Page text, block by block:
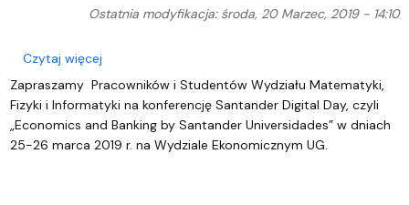
Ostatnia modyfikacja: środa, 20 Marzec, 2019 - 14:10
Czytaj więcejo Zaproszenie na "Economics and Banking by
Zapraszamy Pracowników i Studentów Wydziału Matematyki,
Fizyki i Informatyki na konferencję Santander Digital Day, czyli
„Economics and Banking by Santander Universidades” w dniach
25-26 marca 2019 r. na Wydziale Ekonomicznym UG.